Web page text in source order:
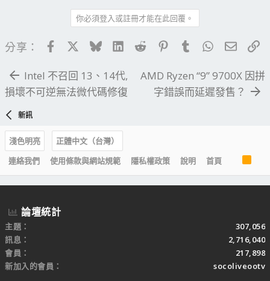
你必須登入或註冊才能在此回覆。
分享： FacebookBlueskyLinkedIn
Reddit PinterestTumblrWhatsApp
電子
Intel 不召回 13、14代,
損壞不可逆無法微代碼修復
AMD Ryzen “9” 9700X 因拼
字錯誤而延遲發售？
新訊
淺色明亮
正體中文（台灣）
連絡我們
使用條款與網站規範 隱私權政策 說明 首頁
R
S
S
論壇統計
主題
307,056
訊息
2,716,040
會員
217,898
新加入的會員
socoliveootv